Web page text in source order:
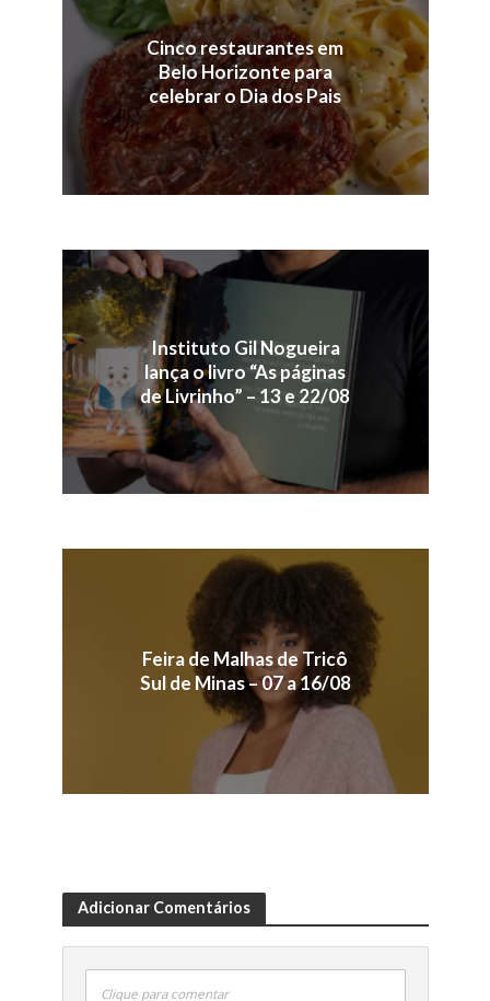
Cinco restaurantes em
Belo Horizonte para
celebrar o Dia dos Pais
Instituto Gil Nogueira
lança o livro “As páginas
de Livrinho” – 13 e 22/08
Feira de Malhas de Tricô
Sul de Minas – 07 a 16/08
Adicionar Comentários
Clique para comentar